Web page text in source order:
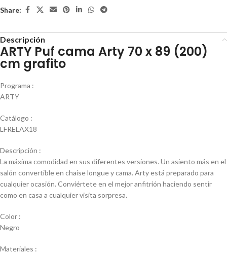
Share:
Descripción
ARTY Puf cama Arty 70 x 89 (200)
cm grafito
Programa :
ARTY
Catálogo :
LFRELAX18
Descripción :
La máxima comodidad en sus diferentes versiones. Un asiento más en el
salón convertible en chaise longue y cama. Arty está preparado para
cualquier ocasión. Conviértete en el mejor anfitrión haciendo sentir
como en casa a cualquier visita sorpresa.
Color :
Negro
Materiales :